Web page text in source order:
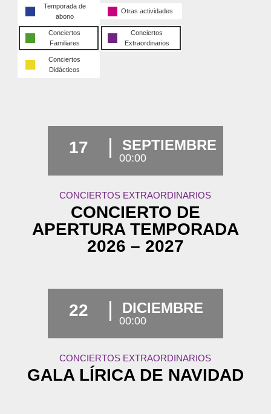
Temporada de
abono
Otras actividades
Conciertos
Familiares
Conciertos
Extraordinarios
Conciertos
Didácticos
17 SEPTIEMBRE
00:00
CONCIERTOS EXTRAORDINARIOS
CONCIERTO DE
APERTURA TEMPORADA
2026 – 2027
22 DICIEMBRE
00:00
CONCIERTOS EXTRAORDINARIOS
GALA LÍRICA DE NAVIDAD